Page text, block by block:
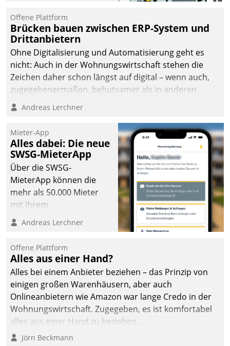
Jahresbeginn eine
Überblick, Einsicht und
Eingriff bietende Lösung.
Zur Entwicklung setzte
man auf
Cloudtechnologie,
bewährte und Startup-
agile Projektmethoden.
Offene Plattform
Brücken bauen zwischen ERP-System und
Drittanbietern
Ohne Digitalisierung und Automatisierung geht es
nicht: Auch in der Wohnungswirtschaft stehen die
Zeichen daher schon längst auf digital – wenn auch,
zugegebenermaßen, behutsamer als in anderen
Branchen.
Andreas Lerchner
Mieter-App
Alles dabei: Die neue
SWSG-MieterApp
Über die SWSG-
MieterApp können die
mehr als 50.000 Mieter
mit ihrem
Wohnungsunternehmen
kommunizieren, auf dem
einsehen und ändern
oder
Schadensmeldungen
abgeben – rund um die
Uhr.
Andreas Lerchner
Offene Plattform
Alles aus einer Hand?
Alles bei einem Anbieter beziehen – das Prinzip von
einigen großen Warenhäusern, aber auch
Onlineanbietern wie Amazon war lange Credo in der
Wohnungswirtschaft. Zugegeben, es ist komfortabel
alles aus einer Hand zu beziehen...
Jörn Beckmann